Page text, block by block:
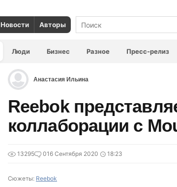
Новости Авторы
Люди Бизнес Разное Пресс-релиз
Анастасия Ильина
Reebok
коллаборации с
13295 016 Сентября 2020 18:23
Сюжеты: Reebok